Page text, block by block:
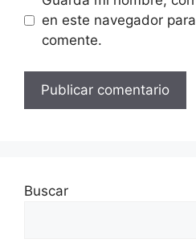
en este navegador
comente.
Buscar